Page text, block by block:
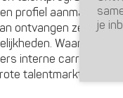
profiel aanmaken
ontvangen ze
Waar
interne
talentmarktplaats
je